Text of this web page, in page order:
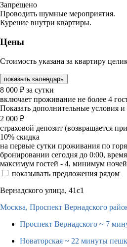
Запрещено
Проводить шумные мероприятия.
Курение внутри квартиры.
Цены
Стоимость указана за квартиру
показать календарь
8 000 ₽ за сутки
включает проживание не более 4
Показать дополнительные условия и
2 000 ₽
страховой депозит (возвращается
10% скидка
на первые сутки проживания по
бронировании сегодня до 0:00,
максимум гостей - 4, минимум
показывать предложения рядом
Вернадского улица, 41с1
Москва, Проспект Вернадского
Проспект Вернадского ~ 7
Новаторская ~ 22 минуты